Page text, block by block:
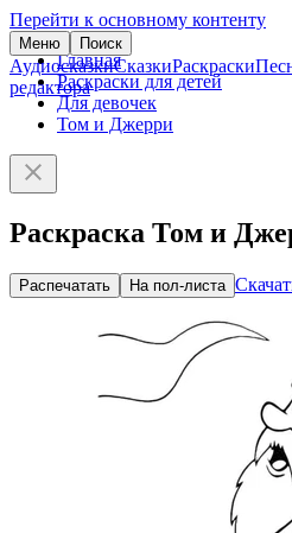
Перейти к основному контенту
Меню Поиск
АудиосказкиСказкиРаскраски
редактора
Главная
Раскраски для детей
Для девочек
Том и Джерри
Раскраска Том и
Распечатать На пол-листа